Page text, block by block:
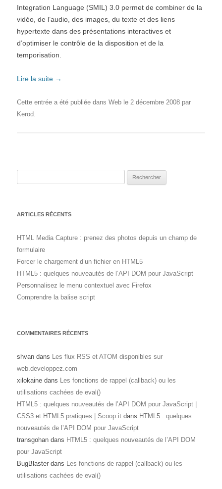
Integration Language (SMIL) 3.0 permet de combiner de la
vidéo, de l’audio, des images, du texte et des liens
hypertexte dans des présentations interactives et
d’optimiser le contrôle de la disposition et de la
temporisation.
Lire la suite →
Cette entrée a été publiée dans Web le 2 décembre 2008 par
Kerod.
ARTICLES RÉCENTS
HTML Media Capture : prenez des photos depuis un champ de
formulaire
Forcer le chargement d’un fichier en HTML5
HTML5 : quelques nouveautés de l’API DOM pour JavaScript
Personnalisez le menu contextuel avec Firefox
Comprendre la balise script
COMMENTAIRES RÉCENTS
shvan dans Les flux RSS et ATOM disponibles sur
web.developpez.com
xilokaine dans Les fonctions de rappel (callback) ou les
utilisations cachées de eval()
HTML5 : quelques nouveautés de l’API DOM pour JavaScript |
CSS3 et HTML5 pratiques | Scoop.it dans HTML5 : quelques
nouveautés de l’API DOM pour JavaScript
transgohan dans HTML5 : quelques nouveautés de l’API DOM
pour JavaScript
BugBlaster dans Les fonctions de rappel (callback) ou les
utilisations cachées de eval()